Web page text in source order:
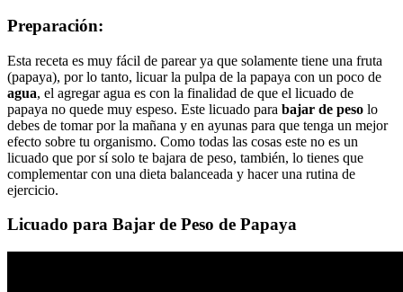
Preparación:
Esta receta es muy fácil de parear ya que solamente tiene una fruta
(papaya), por lo tanto, licuar la pulpa de la papaya con un poco de
agua, el agregar agua es con la finalidad de que el licuado de
papaya no quede muy espeso. Este licuado para bajar de peso lo
debes de tomar por la mañana y en ayunas para que tenga un mejor
efecto sobre tu organismo. Como todas las cosas este no es un
licuado que por sí solo te bajara de peso, también, lo tienes que
complementar con una dieta balanceada y hacer una rutina de
ejercicio.
Licuado para Bajar de Peso de Papaya